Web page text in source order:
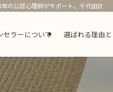
公認心理師がサポート。千代田区
セラーについて 選ばれる理由